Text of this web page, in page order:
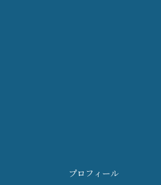
プロフィール